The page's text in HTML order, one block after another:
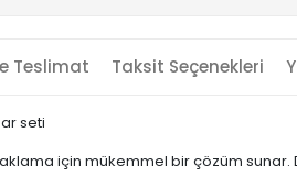
Teslimat Taksit Seçenekleri
seti
için mükemmel bir çözüm sunar.